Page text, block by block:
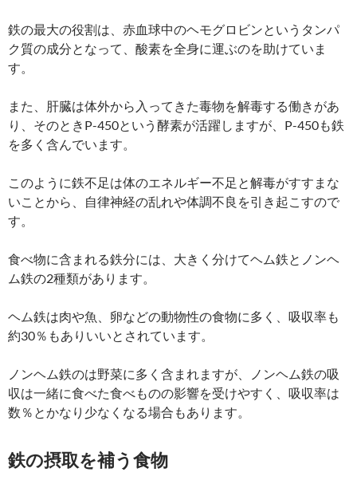
鉄の最大の役割は、赤血球中のヘモグロビンというタンパ
ク質の成分となって、酸素を全身に運ぶのを助けていま
す。
また、肝臓は体外から入ってきた毒物を解毒する働きがあ
り、そのときP-450という酵素が活躍しますが、P-450も鉄
を多く含んでいます。
このように鉄不足は体のエネルギー不足と解毒がすすまな
いことから、自律神経の乱れや体調不良を引き起こすので
す。
食べ物に含まれる鉄分には、大きく分けてヘム鉄とノンヘ
ム鉄の2種類があります。
ヘム鉄は肉や魚、卵などの動物性の食物に多く、吸収率も
約30％もありいいとされています。
ノンヘム鉄のは野菜に多く含まれますが、ノンヘム鉄の吸
収は一緒に食べた食べものの影響を受けやすく、吸収率は
数％とかなり少なくなる場合もあります。
鉄の摂取を補う食物